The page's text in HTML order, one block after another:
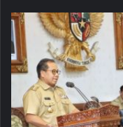
s
s